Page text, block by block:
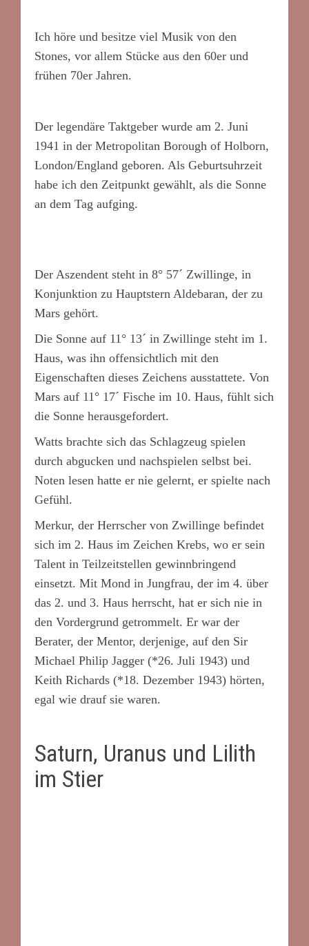
Ich höre und besitze viel Musik von den
Stones, vor allem Stücke aus den 60er und
frühen 70er Jahren.
Der legendäre Taktgeber wurde am 2. Juni
1941 in der Metropolitan Borough of Holborn,
London/England geboren. Als Geburtsuhrzeit
habe ich den Zeitpunkt gewählt, als die Sonne
an dem Tag aufging.
Der Aszendent steht in 8° 57´ Zwillinge, in
Konjunktion zu Hauptstern Aldebaran, der zu
Mars gehört.
Die Sonne auf 11° 13´ in Zwillinge steht im 1.
Haus, was ihn offensichtlich mit den
Eigenschaften dieses Zeichens ausstattete. Von
Mars auf 11° 17´ Fische im 10. Haus, fühlt sich
die Sonne herausgefordert.
Watts brachte sich das Schlagzeug spielen
durch abgucken und nachspielen selbst bei.
Noten lesen hatte er nie gelernt, er spielte nach
Gefühl.
Merkur, der Herrscher von Zwillinge befindet
sich im 2. Haus im Zeichen Krebs, wo er sein
Talent in Teilzeitstellen gewinnbringend
einsetzt. Mit Mond in Jungfrau, der im 4. über
das 2. und 3. Haus herrscht, hat er sich nie in
den Vordergrund getrommelt. Er war der
Berater, der Mentor, derjenige, auf den Sir
Michael Philip Jagger (*26. Juli 1943) und
Keith Richards (*18. Dezember 1943) hörten,
egal wie drauf sie waren.
Saturn, Uranus und Lilith
im Stier